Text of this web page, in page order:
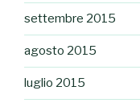
settembre 2015
agosto 2015
luglio 2015